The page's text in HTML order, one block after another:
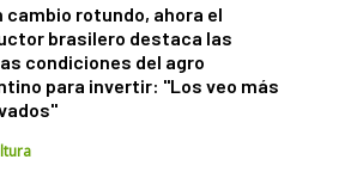
cambio rotundo, ahora el
brasilero destaca las
condiciones del agro
para invertir: "Los veo más